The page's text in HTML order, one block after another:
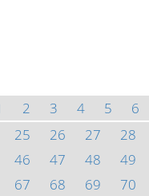
2 3 4 5 6
25 26 27 28
46 47 48 49
67 68 69 70